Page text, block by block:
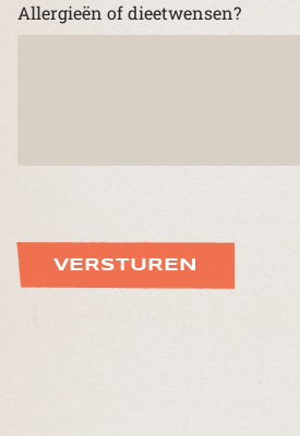
Allergieën of dieetwensen?
VERSTUREN